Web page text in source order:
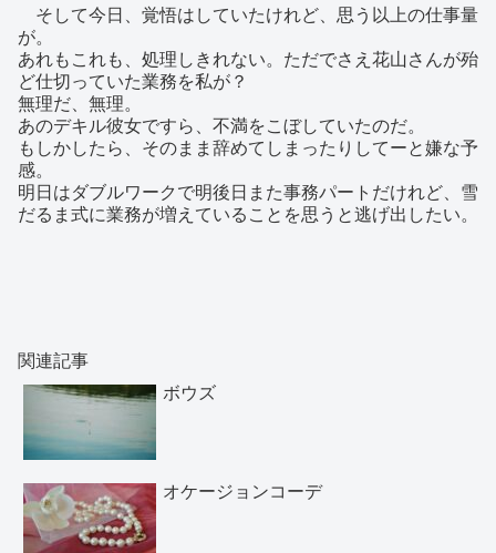
そして今日、覚悟はしていたけれど、思う以上の仕事量
が。
あれもこれも、処理しきれない。ただでさえ花山さんが殆
ど仕切っていた業務を私が？
無理だ、無理。
あのデキル彼女ですら、不満をこぼしていたのだ。
もしかしたら、そのまま辞めてしまったりしてーと嫌な予
感。
明日はダブルワークで明後日また事務パートだけれど、雪
だるま式に業務が増えていることを思うと逃げ出したい。
関連記事
ボウズ
オケージョンコーデ